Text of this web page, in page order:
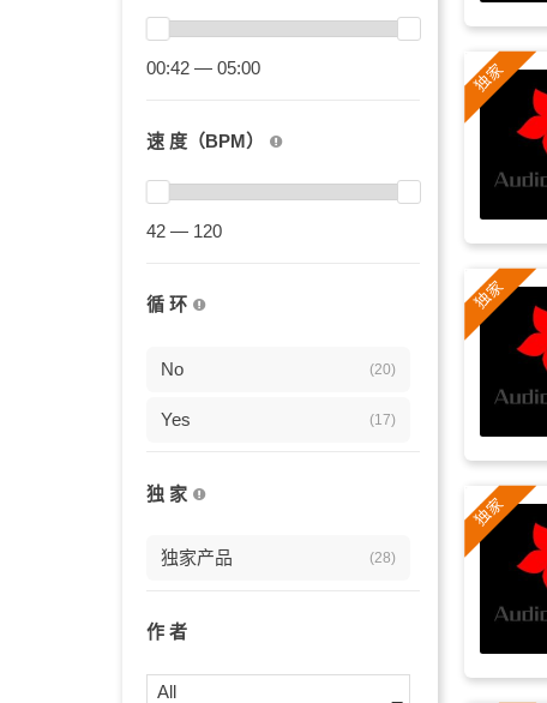
鼓
草原
野性
美洲 (11)
古老 (10)
丛林 (10)
拉丁
部落 (10)
00:42 — 05:00
速 度（BPM）
42 — 120
循 环
No (20)
Yes (17)
独 家
独家产品 (28)
作 者
All